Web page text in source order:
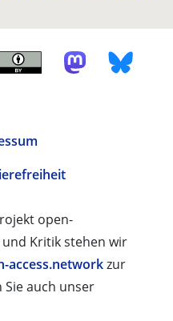
open-
Kritik stehen wir
access.networkzur
auch unser